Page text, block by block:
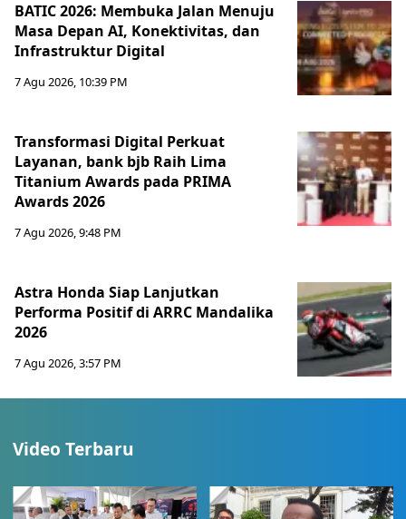
BATIC 2026: Membuka Jalan Menuju
Masa Depan AI, Konektivitas, dan
Infrastruktur Digital
7 Agu 2026, 10:39 PM
Transformasi Digital Perkuat
Layanan, bank bjb Raih Lima
Titanium Awards pada PRIMA
Awards 2026
7 Agu 2026, 9:48 PM
Astra Honda Siap Lanjutkan
Performa Positif di ARRC Mandalika
2026
7 Agu 2026, 3:57 PM
Video Terbaru